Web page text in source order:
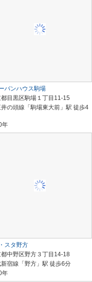
バンハウス駒場
目黒区駒場１丁目11-15
の頭線「駒場東大前」駅 徒歩4
年
スタ野方
中野区野方３丁目14-18
宿線「野方」駅 徒歩6分
年